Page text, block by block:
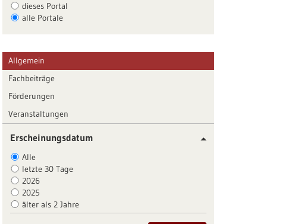
dieses Portal
alle Portale
Allgemein
Fachbeiträge
Förderungen
Veranstaltungen
Erscheinungsdatum
Alle
letzte 30 Tage
2026
2025
älter als 2 Jahre